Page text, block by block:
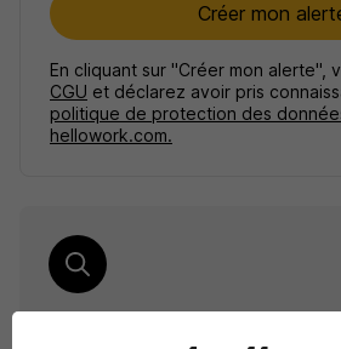
Créer mon
En cliquant sur "Créer mon alerte",
CGU et déclarez avoir pris
politique de protection des
hellowork.com.